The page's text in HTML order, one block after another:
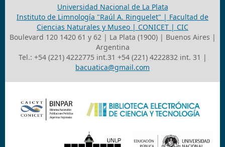
Universidad Nacional de La Plata
Instituto de Limnología "Raúl A. Ringuelet" | Facultad de
Ciencias Naturales y Museo | CONICET | CIC
Boulevard 120 1420 61 y 62 | La Plata (1900) | Buenos Aires |
Argentina
Tel.: +54 (221) 4222775 int.31 +54 (221) 4222832 int. 31 |
bacuatica@gmail.com